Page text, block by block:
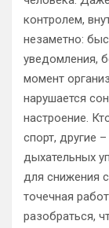
контролем,
незаметно:
уведомления,
момент
нарушается
настроение.
спорт, другие
дыхательных
для снижения
точечная
разобраться,